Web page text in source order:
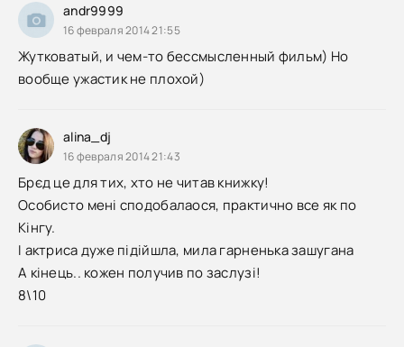
andr9999
16 февраля 2014 21:55
Жутковатый, и чем-то бессмысленный фильм) Но
вообще ужастик не плохой)
alina_dj
16 февраля 2014 21:43
Брєд це для тих, хто не читав книжку!
Особисто мені сподобалаося, практично все як по
Кінгу.
І актриса дуже підійшла, мила гарненька зашугана
А кінець.. кожен получив по заслузі!
8\10